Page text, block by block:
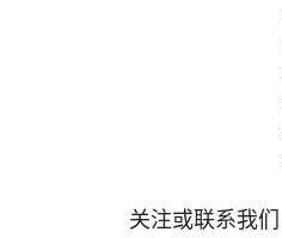
关注或联系我们